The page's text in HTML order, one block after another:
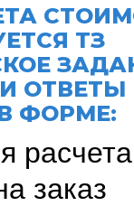
ТЗ
ОТВЕТЫ
ФОРМЕ: